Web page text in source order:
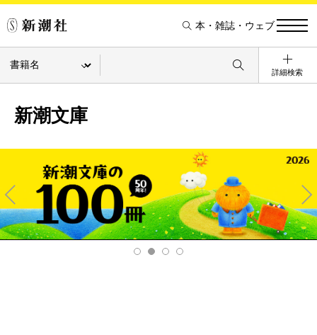
本・雑誌・ウェブ
詳細検索
新潮文庫
Pre
v
Ne
xt